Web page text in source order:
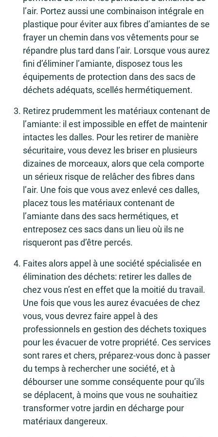
l’air. Portez aussi une combinaison intégrale en
plastique pour éviter aux fibres d’amiantes de se
frayer un chemin dans vos vêtements pour se
répandre plus tard dans l’air. Lorsque vous aurez
fini d’éliminer l’amiante, disposez tous les
équipements de protection dans des sacs de
déchets adéquats, scellés hermétiquement.
Retirez prudemment les matériaux contenant de
l’amiante: il est impossible en effet de maintenir
intactes les dalles. Pour les retirer de manière
sécuritaire, vous devez les briser en plusieurs
dizaines de morceaux, alors que cela comporte
un sérieux risque de relâcher des fibres dans
l’air. Une fois que vous avez enlevé ces dalles,
placez tous les matériaux contenant de
l’amiante dans des sacs hermétiques, et
entreposez ces sacs dans un lieu où ils ne
risqueront pas d’être percés.
Faites alors appel à une société spécialisée en
élimination des déchets: retirer les dalles de
chez vous n’est en effet que la moitié du travail.
Une fois que vous les aurez évacuées de chez
vous, vous devrez faire appel à des
professionnels en gestion des déchets toxiques
pour les évacuer de votre propriété. Ces services
sont rares et chers, préparez-vous donc à passer
du temps à rechercher une société, et à
débourser une somme conséquente pour qu’ils
se déplacent, à moins que vous ne souhaitiez
transformer votre jardin en décharge pour
matériaux dangereux.